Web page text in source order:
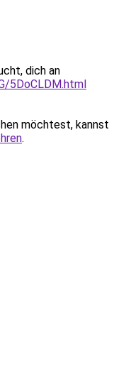
dich an
5DoCLDM.html
möchtest, kannst
.